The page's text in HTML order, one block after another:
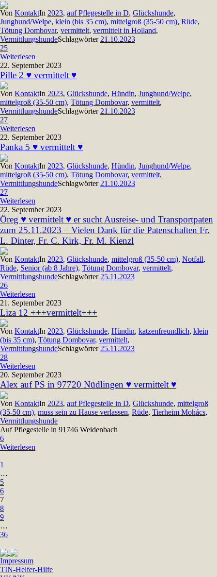
Von KontaktIn 2023, auf Pflegestelle in D, Glückshunde,
Junghund/Welpe, klein (bis 35 cm), mittelgroß (35-50 cm), Rüde,
Tötung Dombovar, vermittelt, vermittelt in Holland,
VermittlungshundeSchlagwörter 21.10.2023
25
Weiterlesen
22. September 2023
Pille 2 ♥ vermittelt ♥
Von KontaktIn 2023, Glückshunde, Hündin, Junghund/Welpe,
mittelgroß (35-50 cm), Tötung Dombovar, vermittelt,
VermittlungshundeSchlagwörter 21.10.2023
27
Weiterlesen
22. September 2023
Panka 5 ♥ vermittelt ♥
Von KontaktIn 2023, Glückshunde, Hündin, Junghund/Welpe,
mittelgroß (35-50 cm), Tötung Dombovar, vermittelt,
VermittlungshundeSchlagwörter 21.10.2023
27
Weiterlesen
22. September 2023
Öreg ♥ vermittelt ♥ er sucht Ausreise- und Transportpaten
zum 25.11.2023 – Vielen Dank für die Patenschaften Fr.
L. Dinter, Fr. C. Kirk, Fr. M. Kienzl
Von KontaktIn 2023, Glückshunde, mittelgroß (35-50 cm), Notfall,
Rüde, Senior (ab 8 Jahre), Tötung Dombovar, vermittelt,
VermittlungshundeSchlagwörter 25.11.2023
26
Weiterlesen
21. September 2023
Liza 12 +++vermittelt+++
Von KontaktIn 2023, Glückshunde, Hündin, katzenfreundlich, klein
(bis 35 cm), Tötung Dombovar, vermittelt,
VermittlungshundeSchlagwörter 25.11.2023
28
Weiterlesen
20. September 2023
Alex auf PS in 97720 Nüdlingen ♥ vermittelt ♥
Von KontaktIn 2023, auf Pflegestelle in D, Glückshunde, mittelgroß
(35-50 cm), muss sein zu Hause verlassen, Rüde, Tierheim Mohács,
Vermittlungshunde
Auf Pflegestelle in 91746 Weidenbach
6
Weiterlesen
1
…
5
6
7
8
9
…
36
Impressum
TIN-Helfer-Hilfe